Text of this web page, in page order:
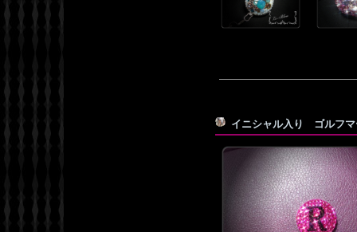
イニシャル入り ゴルフ